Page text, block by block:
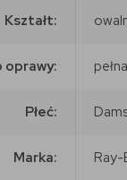
Kształt:
oprawy: pełna
Płeć:
Marka: Ray-